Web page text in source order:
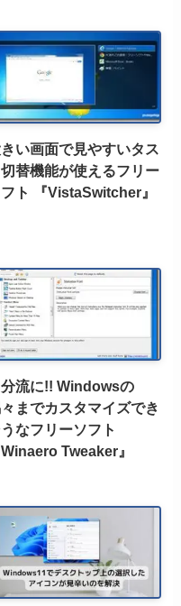
い画面で見やすいタス
替機能が使えるフリー
ト 『VistaSwitcher』
分流に!! Windowsの
までカスタマイズでき
なフリーソフト
Winaero Tweaker』